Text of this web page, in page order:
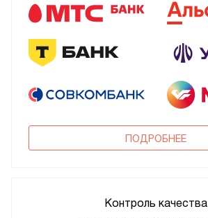
ПОДРОБНЕЕ
Контроль качества